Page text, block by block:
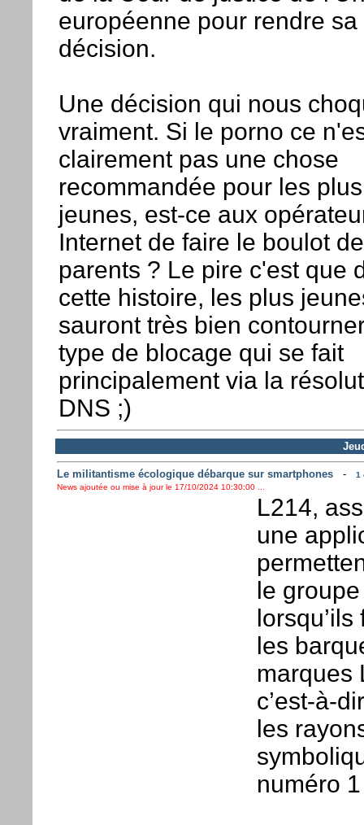
européenne pour rendre sa
décision.
Une décision qui nous
vraiment. Si le porno ce
clairement pas une chose
recommandée pour les plus
jeunes, est-ce aux
Internet de faire le boulot
parents ? Le pire c'est que
cette histoire, les plus
sauront très bien
type de blocage qui se fait
principalement via la
DNS ;)
Le militantisme écologique débarque sur smartphones-
1
News ajoutée ou mise à jour le 17/10/2024 10:30:00 ...
L214,
une
le
les
marques
c’est-à-
les
numéro